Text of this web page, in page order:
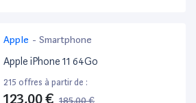
Apple - Smartphone
Apple iPhone 11 64Go
215 offres à partir de :
123,00 € 185,00 €